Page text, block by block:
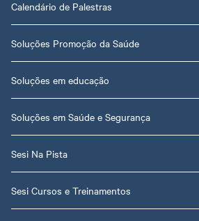
Calendário de Palestras
Soluções Promoção da Saúde
Soluções em educação
Soluções em Saúde e Segurança
Sesi Na Pista
Sesi Cursos e Treinamentos